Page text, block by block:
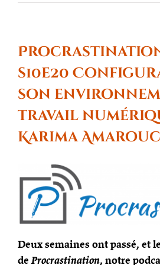
s10e20
son
travail
Karima
Deux semaines ont passé, et
deProcrastination, notre